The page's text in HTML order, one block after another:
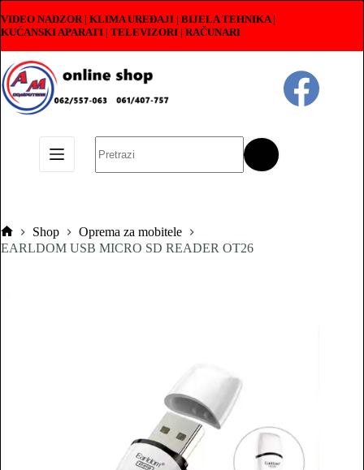
to
content
VIDEO NADZOR | KLIMA UREĐAJI | BIJELA TEHNIKA |
KUĆANSKI APARATI | TELEVIZORI | RAČUNARI
results
Pocetna
Shop
Oprema za mobitele
EARLDOM USB MICRO SD READER OT26